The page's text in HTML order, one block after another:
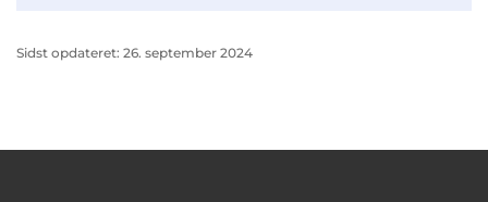
Sidst opdateret: 26. september 2024